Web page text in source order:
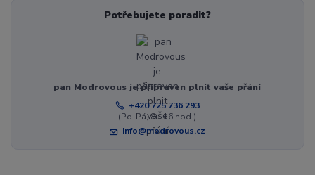
Potřebujete poradit?
pan Modrovous je připraven plnit vaše přání
+420 725 736 293
(Po-Pá, 8 - 16 hod.)
info@modrovous.cz